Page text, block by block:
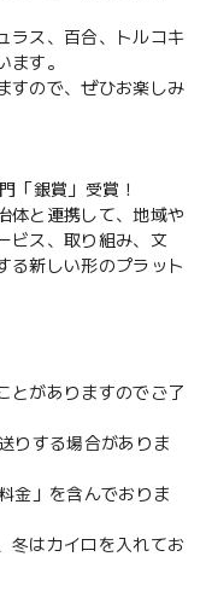
ラス、百合、トルコキ
ます。
すので、ぜひお楽しみ
「銀賞」受賞！
体と連携して、地域や
ビス、取り組み、文
る新しい形のプラット
とがありますのでご了
りする場合がありま
金」を含んでおりま
冬はカイロを入れてお